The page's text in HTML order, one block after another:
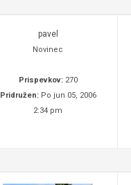
pavel
Novinec
Prispevkov:270
Pridružen:Po jun 05, 2006
2:34 pm